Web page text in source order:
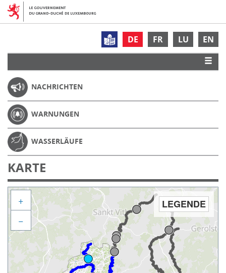
DE FR LU EN
NACHRICHTEN
WARNUNGEN
WASSERLÄUFE
KARTE
LEGENDE
+
−